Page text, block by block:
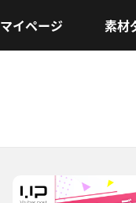
マイページ 素材